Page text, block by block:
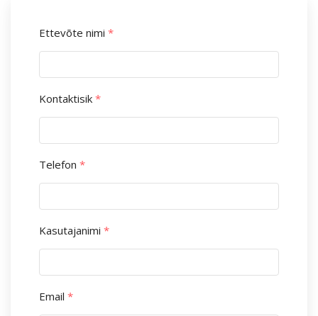
Ettevõte nimi *
Kontaktisik *
Telefon *
Kasutajanimi *
Email *